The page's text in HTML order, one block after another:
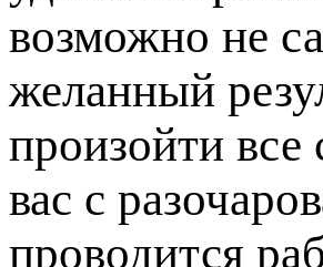
возможно не
желанный
произойти все
вас с
проводится